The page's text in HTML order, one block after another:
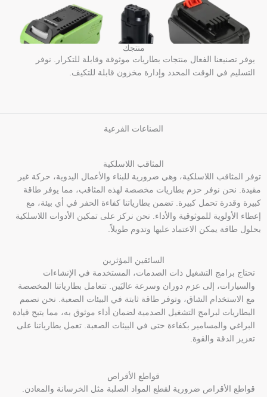
منتجك
يوفر تصنيعنا الفعال منتجات بطاريات موثوقة وقابلة للتكرار. نوفر
التسليم في الوقت المحدد وإدارة مخزون قابلة للتكيف.
الصناعات الفرعية
المثاقب اللاسلكية
توفر المثاقب اللاسلكية، وهي ضرورية للبناء والأعمال اليدوية، حركة غير
مقيدة. نحن نوفر حزم بطاريات مخصصة لهذه المثاقب، مما يوفر طاقة
كبيرة وقدرة تحمل كبيرة. تضمن بطارياتنا كفاءة الحفر في أي بيئة، مع
إعطاء الأولوية للموثوقية والأداء. نحن نركز على تمكين الأدوات اللاسلكية
بحلول طاقة يمكن الاعتماد عليها وتدوم طويلاً.
السائقين المؤثرين
تحتاج برامج التشغيل ذات الصدمات، المستخدمة في الإنشاءات
والسيارات، إلى عزم دوران وسرعة عاليَين. تتعامل بطارياتنا المخصصة
مع الاستخدام الشاق، وتوفر طاقة ثابتة في البيئات الصعبة. نحن نصمم
البطاريات لبرامج التشغيل الصدمية لضمان أداء موثوق به، مما يتيح قيادة
البراغي والمسامير بكفاءة حتى في البيئات الصعبة. تعمل بطارياتنا على
تعزيز الدقة والقوة.
قواطع الأقراص
قواطع الأقراص ضرورية لقطع المواد الصلبة مثل الخرسانة والمعادن.